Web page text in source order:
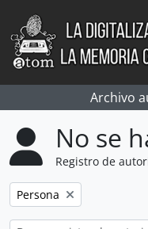
Skip to main content
Archivo
No se
Registro de
Remove filter:
Persona